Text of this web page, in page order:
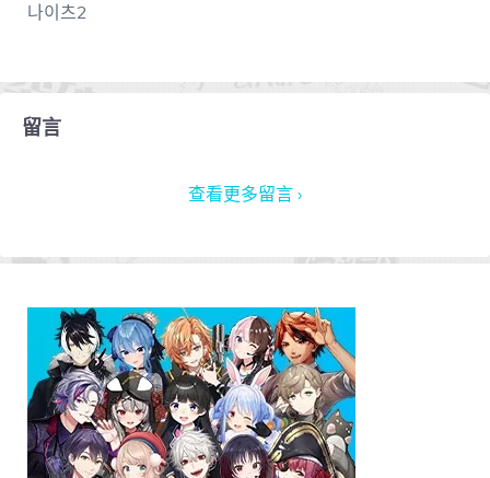
나이츠2
留言
查看更多留言 ›